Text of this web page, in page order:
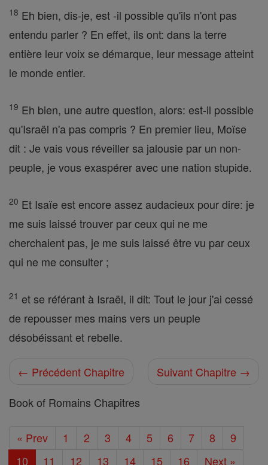
18 Eh bien, dis-je, est -il possible qu'ils n'ont pas
entendu parler ? En effet, ils ont: dans la terre
entière leur voix se démarque, leur message atteint
le monde entier.
19 Eh bien, une autre question, alors: est-il possible
qu'Israël n'a pas compris ? En premier lieu, Moïse
dit : Je vais vous réveiller sa jalousie par un non-
peuple, je vous exaspérer avec une nation stupide.
20 Et Isaïe est encore assez audacieux pour dire: je
me suis laissé trouver par ceux qui ne me
cherchaient pas, je me suis laissé être vu par ceux
qui ne me consulter ;
21 et se référant à Israël, il dit: Tout le jour j'ai cessé
de repousser mes mains vers un peuple
désobéissant et rebelle.
← Précédent Chapitre
Suivant Chapitre →
Book of Romains Chapitres
« Prev 1 2 3 4 5 6 7 8
9
10
11 12 13 14 15 16 Next »